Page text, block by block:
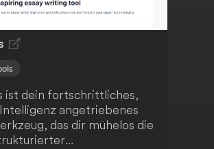
ist dein fortschrittliches,
angetriebenes
das dir mühelos die